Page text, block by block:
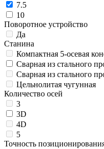
7.5
10
Поворотное устройство
Да
Станина
Компактная 5-осевая
Сварная из стального
Сварная из стального
Цельнолитая чугунная
Количество осей
3
3D
4D
5
Точность